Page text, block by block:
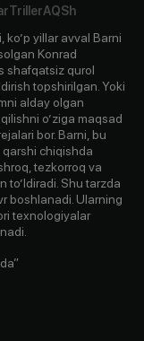
TrillerAQSh
ko’p yillar avval Barni
Konrad
shafqatsiz qurol
topshirilgan. Yoki
alday olgan
o’ziga maqsad
bor. Barni, bu
chiqishda
tezkorroq va
to’ldiradi. Shu tarzda
boshlanadi. Ularning
texnologiyalar